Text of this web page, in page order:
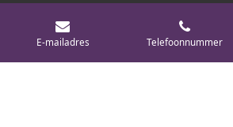
© 2019 - 2026 Behoudvanoud
Powered byJouwWeb
E-mailadres Telefoonnummer